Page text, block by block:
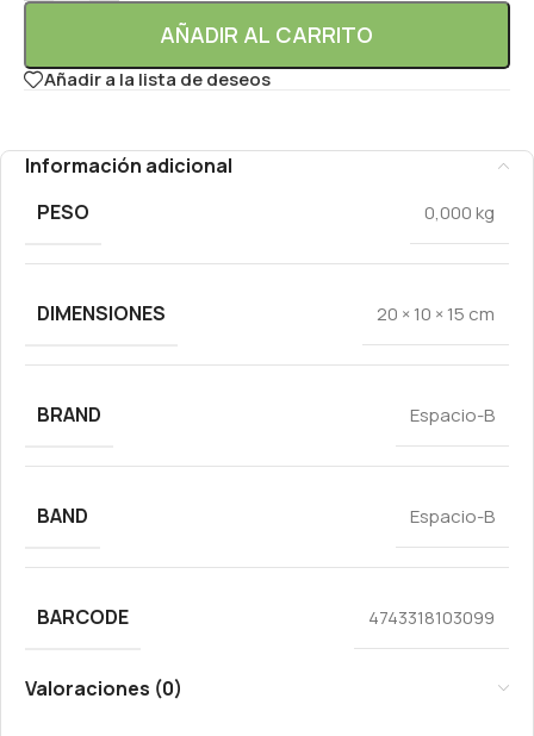
AÑADIR AL CARRITO
Añadir a la lista de deseos
Información adicional
PESO
0,000 kg
DIMENSIONES 20 × 10 × 15 cm
BRAND Espacio-B
BAND Espacio-B
BARCODE 4743318103099
Valoraciones (0)